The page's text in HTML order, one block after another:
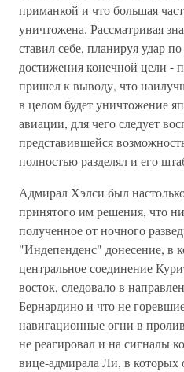
приманкой и что большая
уничтожена. Рассматривая
ставил себе, планируя удар
достижения конечной цели -
пришел к выводу, что
в целом будет уничтожение
авиации, для чего следует
представившейся
полностью разделял и его
Адмирал Хэлси был
принятого им решения, что
полученное от ночного
"Индепенденс" донесение, в
центральное соединение
восток, следовало в
Бернардино и что не
навигационные огни в
не реагировал и на сигналы
вице-адмирала Ли, в